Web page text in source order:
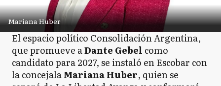
Mariana Huber
El espacio político Consolidación Argentina,
que promueve aDante Gebel como
candidato para 2027, se instaló en Escobar con
la concejalaMariana Huber, quien se